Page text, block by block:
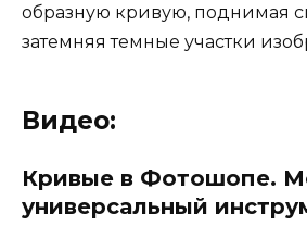
образную кривую, поднимая
затемняя темные участки
Видео:
Кривые в Фотошопе.
универсальный